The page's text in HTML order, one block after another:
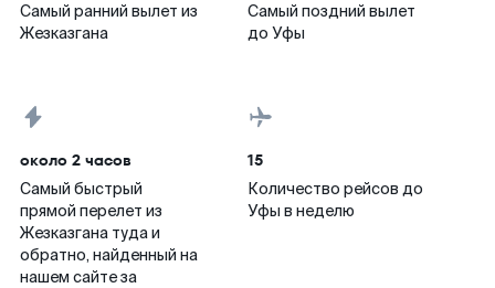
Самый ранний вылет из
Жезказгана
Самый поздний вылет
до Уфы
около 2 часов
Самый быстрый
прямой перелет из
Жезказгана туда и
обратно, найденный на
нашем сайте за
15
Количество рейсов до
Уфы в неделю